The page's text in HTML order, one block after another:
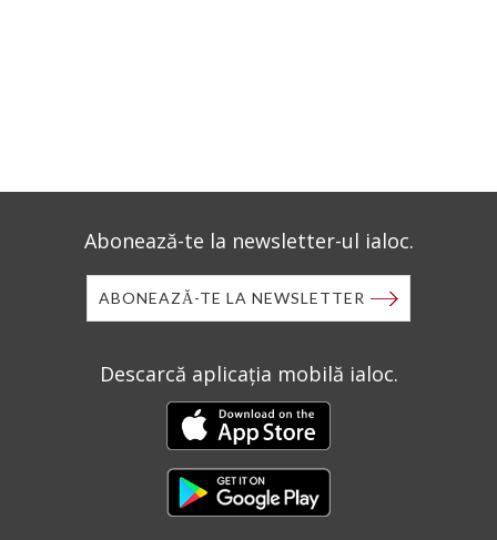
Abonează-te la newsletter-ul ialoc.
ABONEAZĂ-TE LA NEWSLETTER
Descarcă aplicația mobilă ialoc.